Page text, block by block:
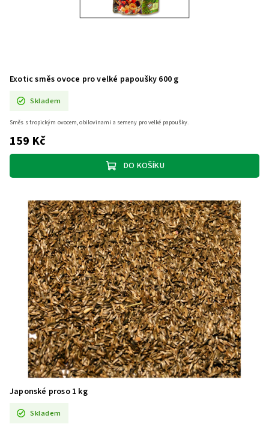
Exotic směs ovoce pro velké papoušky 600 g
Skladem
159 Kč
DO KOŠÍKU
Směs s tropickým ovocem, obilovinami a semeny pro velké papoušky.
Japonské proso 1 kg
Skladem